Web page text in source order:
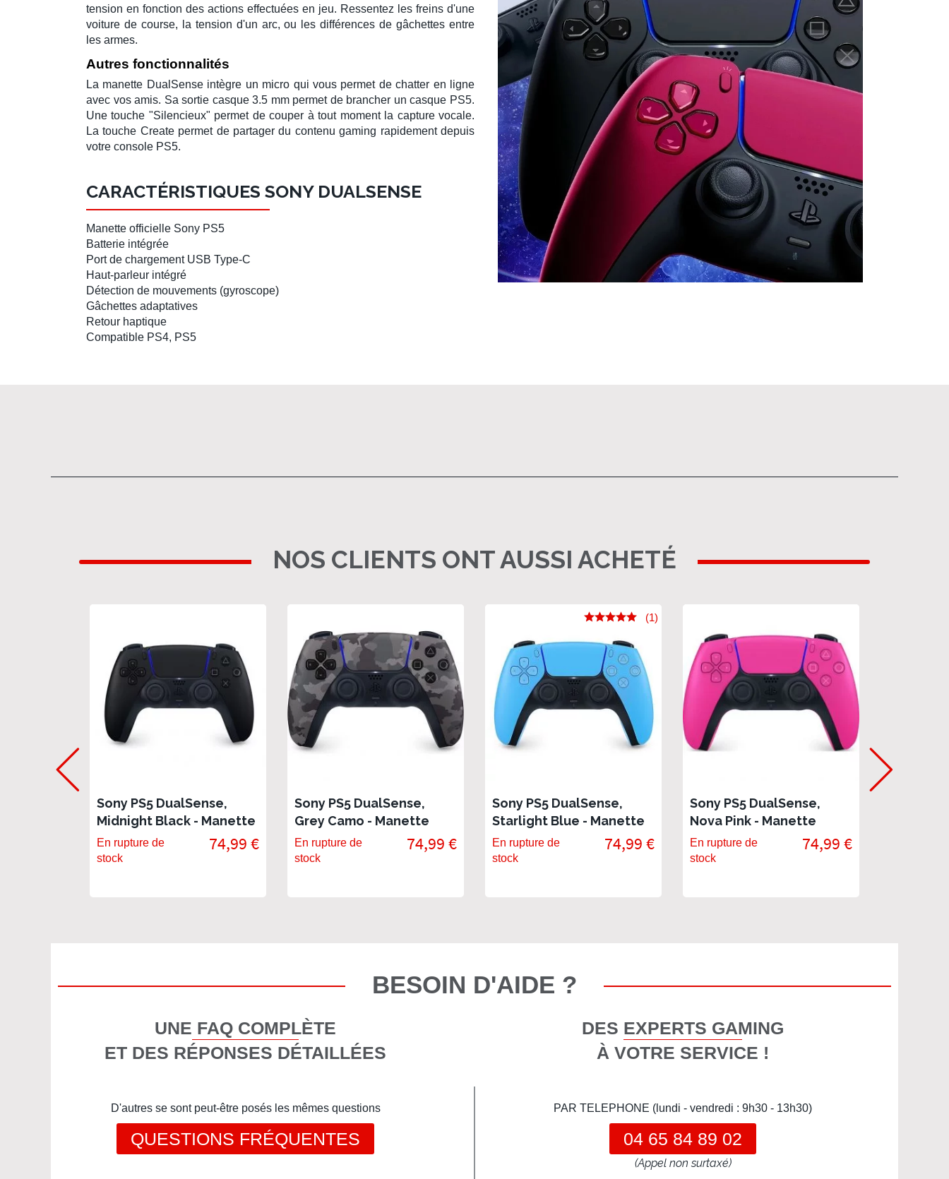
tension en fonction des actions effectuées en jeu. Ressentez les freins d'une
voiture de course, la tension d'un arc, ou les différences de gâchettes entre
les armes.
Autres fonctionnalités
La manette DualSenseintègre un micro qui vous permet de chatter en ligne
avec vos amis. Sa sortie casque 3.5 mm permet de brancher uncasque PS5.
Une touche "Silencieux" permet de couper à tout moment la capture vocale.
La touche Createpermet de partager du contenugaming rapidement depuis
votre console PS5.
CARACTÉRISTIQUES SONY DUALSENSE
Manette officielle Sony PS5
Batterie intégrée
Port de chargement USB Type-C
Haut-parleur intégré
Détection de mouvements (gyroscope)
Gâchettes adaptatives
Retour haptique
Compatible PS4, PS5
NOS CLIENTS ONT AUSSI ACHETÉ
Sony PS5 DualSense,
Midnight Black - Manette
officielle PlayStation
En rupture de
stock
74,99 €
Sony PS5 DualSense,
Grey Camo - Manette
officielle PlayStation
En rupture de
stock
74,99 €
Sony PS5 DualSense,
Starlight Blue - Manette
officielle PlayStation
(1)
En rupture de
stock
74,99 €
Sony PS5 DualSense,
Nova Pink - Manette
officielle PlayStation
En rupture de
stock
74,99 €
BESOIN D'AIDE ?
UNE FAQ COMPLÈTE
ET DES RÉPONSES DÉTAILLÉES
D'autres se sont peut-être posés les mêmes questions
QUESTIONS FRÉQUENTES
DES EXPERTS GAMING
À VOTRE SERVICE !
PAR TELEPHONE (lundi - vendredi : 9h30 - 13h30)
04 65 84 89 02
(Appel non surtaxé)